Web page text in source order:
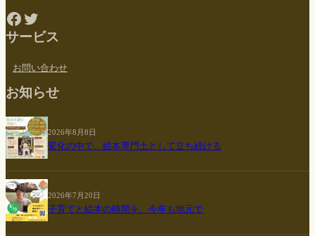
Facebook
Twitter
サービス
お問い合わせ
お知らせ
2026年8月8日
変化の中で、絵本専門士として立ち続ける
2026年7月20日
子育てと絵本の時間を、今年も地元で